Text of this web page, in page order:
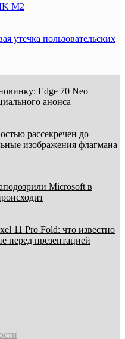
M2
утечка пользовательских
Edge 70 Neo
анонса
рассекречен до
изображения флагмана
Microsoft в
11 Pro Fold: что известно
перед презентацией